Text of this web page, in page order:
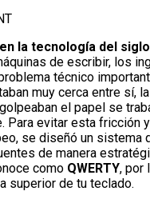
la tecnología del siglo
de escribir, los
técnico
muy cerca entre sí,
el papel se
Para evitar esta fricción
se diseñó un sistema
de manera
como QWERTY, por
superior de tu teclado.